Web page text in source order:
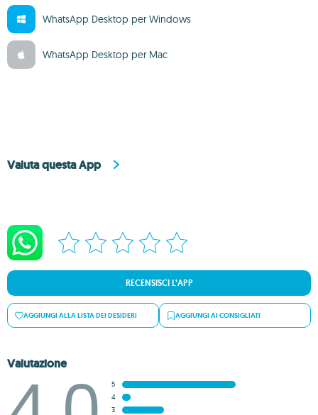
WhatsApp Desktop per Windows
WhatsApp Desktop per Mac
Valuta questa App
RECENSISCI L’APP
AGGIUNGI ALLA LISTA DEI DESIDERI AGGIUNGI AI CONSIGLIATI
Valutazione
5
4
3